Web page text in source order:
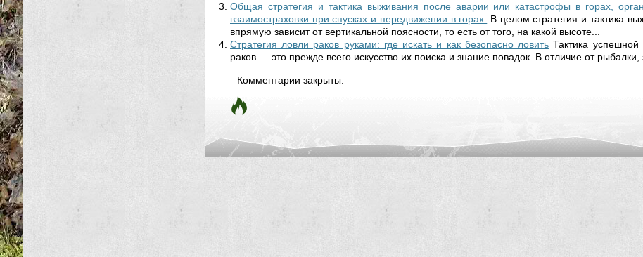
Общая стратегия и тактика выживания после аварии или катастрофы в горах,
взаимостраховки при спусках и передвижении в горах.
В целом стратегия и тактика
впрямую зависит от вертикальной поясности, то есть от того, на какой высоте...
Стратегия ловли раков руками: где искать и как безопасно ловить Тактика
раков — это прежде всего искусство их поиска и знание повадок. В отличие от рыбалки,
Комментарии закрыты.